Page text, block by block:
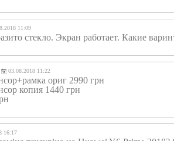
11:09
стекло. Экран работает. Какие
03.08.2018 11:22
ориг 2990 грн
копия 1440 грн
16:17